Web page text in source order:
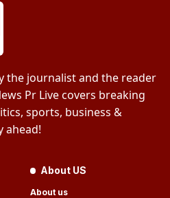
the journalist and the reader
Pr Live covers breaking
sports, business &
ahead!
About US
About us